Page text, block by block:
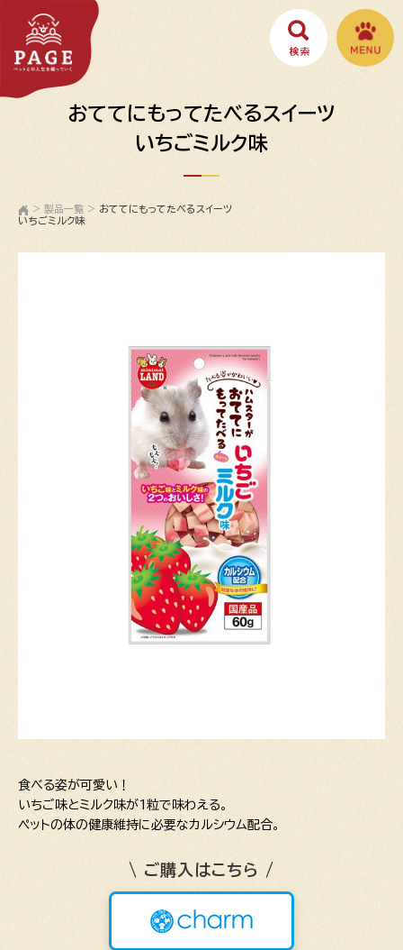
おててにもってたべるスイーツ
いちごミルク味
> 製品一覧 > おててにもってたべるスイーツ
いちごミルク味
食べる姿が可愛い！
いちご味とミルク味が1粒で味わえる。
ペットの体の健康維持に必要なカルシウム配合。
\ ご購入はこちら /